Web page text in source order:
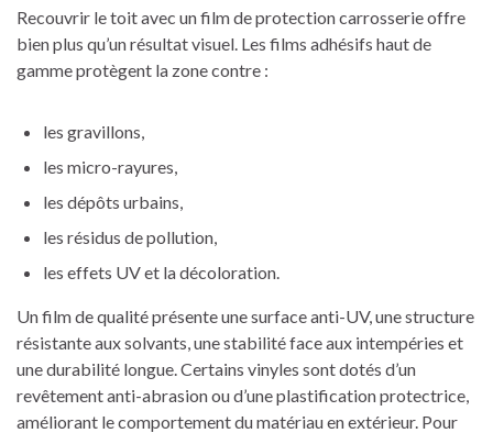
Recouvrir le toit avec un film de protection carrosserie offre
bien plus qu’un résultat visuel. Les films adhésifs haut de
gamme protègent la zone contre :
les gravillons,
les micro-rayures,
les dépôts urbains,
les résidus de pollution,
les effets UV et la décoloration.
Un film de qualité présente une surface anti-UV, une structure
résistante aux solvants, une stabilité face aux intempéries et
une durabilité longue. Certains vinyles sont dotés d’un
revêtement anti-abrasion ou d’une plastification protectrice,
améliorant le comportement du matériau en extérieur. Pour